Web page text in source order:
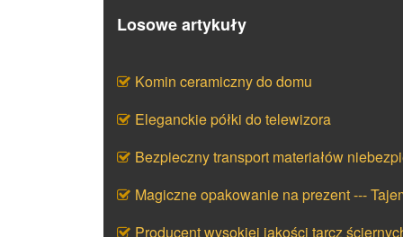
Losowe artykuły
Komin ceramiczny do domu
Eleganckie półki do telewizora
Bezpieczny transport materiałów
Magiczne opakowanie na prezent ---
Producent wysokiej jakości tarcz